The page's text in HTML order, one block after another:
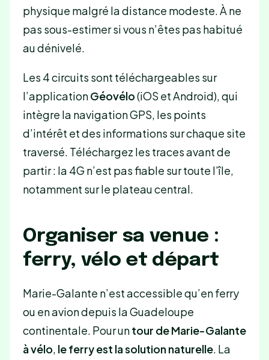
physique malgré la distance modeste. À ne
pas sous-estimer si vous n’êtes pas habitué
au dénivelé.
Les 4 circuits sont téléchargeables sur
l’applicationGéovélo(iOS et Android), qui
intègre la navigation GPS, les points
d’intérêt et des informations sur chaque site
traversé. Téléchargez les traces avant de
partir : la 4G n’est pas fiable sur toute l’île,
notamment sur le plateau central.
Organiser sa venue :
ferry, vélo et départ
Marie-Galante n’est accessible qu’en ferry
ou en avion depuis la Guadeloupe
continentale. Pour untour de Marie-Galante
à vélo, le ferry est la solution naturelle. La